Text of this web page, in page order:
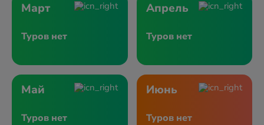
Март
Туров нет
Апрель
Туров нет
Май
Туров нет
Июнь
Туров нет